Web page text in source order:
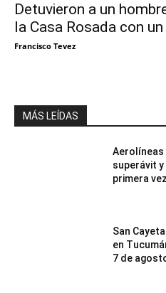
Detuvieron a un
la Casa Rosada con
Francisco Tevez
MÁS LEÍDAS
Aerolíneas
superávit y
primera
San
en
7 de